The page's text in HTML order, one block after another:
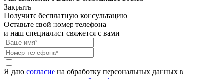
Закрыть
Получите бесплатную консультацию
Оставьте свой номер телефона
и наш специалист свяжется с вами
Я даю согласие на обработку персональных данных в